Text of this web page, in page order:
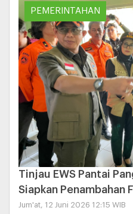
PEMERINTAHAN
Tinjau EWS Pantai
Siapkan Penambahan
Jum'at, 12 Juni 2026 12:15 WIB